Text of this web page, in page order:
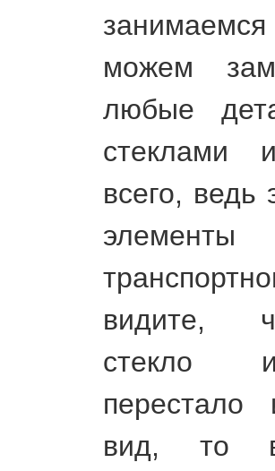
можем
любые
стеклами
всего,
видите,
стекло
перестало
вид, то